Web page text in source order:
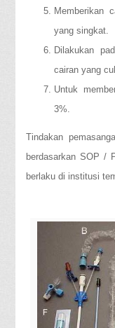
Memberikan
yang singkat.
Dilakukan
cairan yang
Untuk
3%.
Tindakan
berdasarkan SOP /
berlaku di institusi